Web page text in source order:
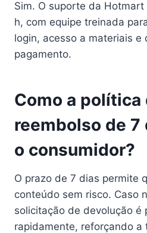
Sim. O suporte da
h, com equipe treinada
login, acesso a materiais e
pagamento.
Como a política
reembolso de
o consumidor?
O prazo de 7 dias permite
conteúdo sem risco. Caso
solicitação de devolução é
rapidamente, reforçando a